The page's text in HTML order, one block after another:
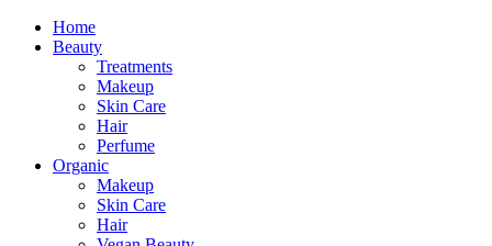
Home
Beauty
Treatments
Makeup
Skin Care
Hair
Perfume
Organic
Makeup
Skin Care
Hair